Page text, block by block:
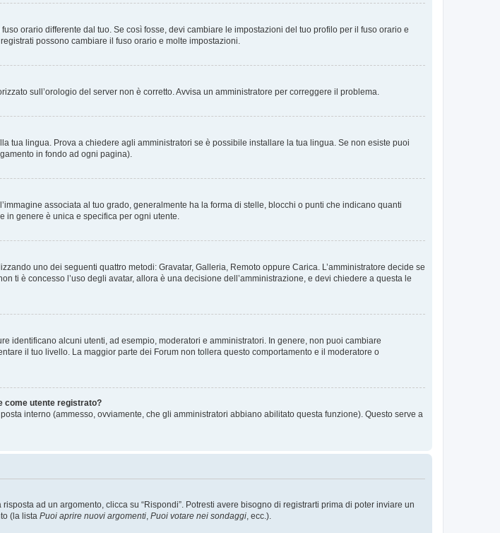
orario differente dal tuo. Se così fosse, devi cambiare le impostazioni del tuo profilo per il fuso orario e
possono cambiare il fuso orario e molte impostazioni.
sull’orologio del server non è corretto. Avvisa un amministratore per correggere il problema.
tua lingua. Prova a chiedere agli amministratori se è possibile installare la tua lingua. Se non esiste puoi
in fondo ad ogni pagina).
associata al tuo grado, generalmente ha la forma di stelle, blocchi o punti che indicano quanti
in genere è unica e specifica per ogni utente.
uno dei seguenti quattro metodi: Gravatar, Galleria, Remoto oppure Carica. L’amministratore decide se
ti è concesso l’uso degli avatar, allora è una decisione dell’amministrazione, e devi chiedere a questa le
identificano alcuni utenti, ad esempio, moderatori e amministratori. In genere, non puoi cambiare
il tuo livello. La maggior parte dei Forum non tollera questo comportamento e il moderatore o
come utente registrato?
interno (ammesso, ovviamente, che gli amministratori abbiano abilitato questa funzione). Questo serve a
ad un argomento, clicca su “Rispondi”. Potresti avere bisogno di registrarti prima di poter inviare un
(la lista Puoi aprire nuovi argomenti, Puoi votare nei sondaggi, ecc.).